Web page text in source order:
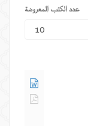
عدد الكتب المعروضة